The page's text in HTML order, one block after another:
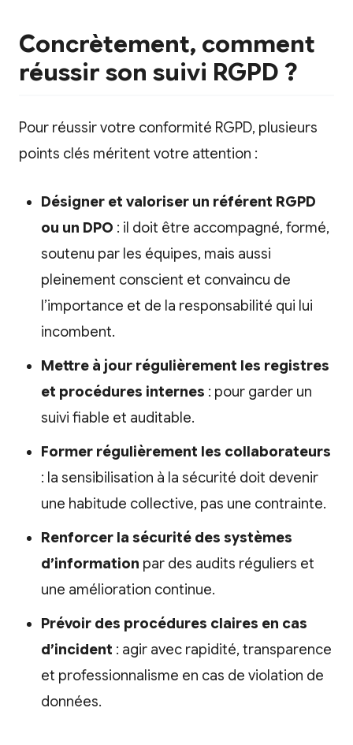
Concrètement, comment
réussir son suivi RGPD ?
Pour réussir votre conformité RGPD, plusieurs
points clés méritent votre attention :
Désigner et valoriser un référent RGPD
ou un DPO : il doit être accompagné, formé,
soutenu par les équipes, mais aussi
pleinement conscient et convaincu de
l’importance et de la responsabilité qui lui
incombent.
Mettre à jour régulièrement les registres
et procédures internes : pour garder un
suivi fiable et auditable.
Former régulièrement les collaborateurs
: la sensibilisation à la sécurité doit devenir
une habitude collective, pas une contrainte.
Renforcer la sécurité des systèmes
d’information par des audits réguliers et
une amélioration continue.
Prévoir des procédures claires en cas
d’incident : agir avec rapidité, transparence
et professionnalisme en cas de violation de
données.